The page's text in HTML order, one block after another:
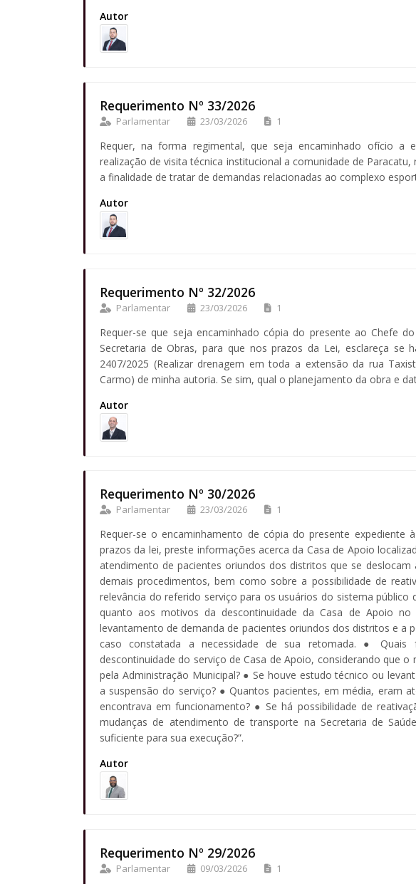
Autor
Requerimento Nº 33/2026
Parlamentar 23/03/2026 1
Requer, na forma regimental, que seja encaminhado ofício a
realização de visita técnica institucional a comunidade de
a finalidade de tratar de demandas relacionadas ao complexo
Autor
Requerimento Nº 32/2026
Parlamentar 23/03/2026 1
Requer-se que seja encaminhado cópia do presente ao Chefe
Secretaria de Obras, para que nos prazos da Lei, esclareça se
2407/2025 (Realizar drenagem em toda a extensão da rua
Carmo) de minha autoria. Se sim, qual o planejamento da obra e
Autor
Requerimento Nº 30/2026
Parlamentar 23/03/2026 1
Requer-se o encaminhamento de cópia do presente expediente
prazos da lei, preste informações acerca da Casa de Apoio
atendimento de pacientes oriundos dos distritos que se
demais procedimentos, bem como sobre a possibilidade de
relevância do referido serviço para os usuários do sistema público
quanto aos motivos da descontinuidade da Casa de Apoio no
levantamento de demanda de pacientes oriundos dos distritos e a
caso constatada a necessidade de sua retomada. ●
descontinuidade do serviço de Casa de Apoio, considerando que
pela Administração Municipal? ● Se houve estudo técnico ou
a suspensão do serviço? ● Quantos pacientes, em média, eram
encontrava em funcionamento? ● Se há possibilidade de
mudanças de atendimento de transporte na Secretaria de
suficiente para sua execução?”.
Autor
Requerimento Nº 29/2026
Parlamentar 09/03/2026 1